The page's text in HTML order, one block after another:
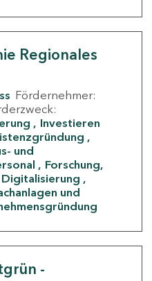
Regionales
Fördernehmer:
Investieren
und
Forschung,
und
-